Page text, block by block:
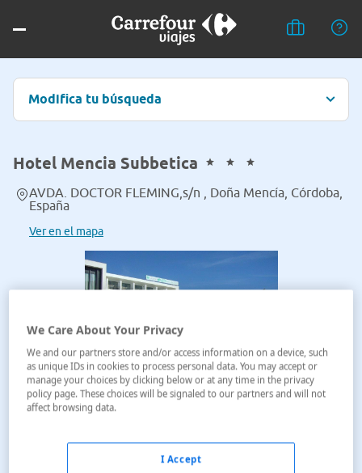
Modifica tu búsqueda
Hotel Mencia Subbetica
AVDA. DOCTOR FLEMING,s/n , Doña Mencía, Córdoba,
España
Ver en el mapa
We Care About Your Privacy
We and our partners store and/or access information on a device, such
as unique IDs in cookies to process personal data. You may accept or
manage your choices by clicking below or at any time in the privacy
policy page. These choices will be signaled to our partners and will not
affect browsing data.
I Accept